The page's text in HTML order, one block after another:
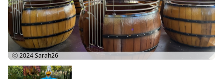
Ⓒ 2024Sarah26